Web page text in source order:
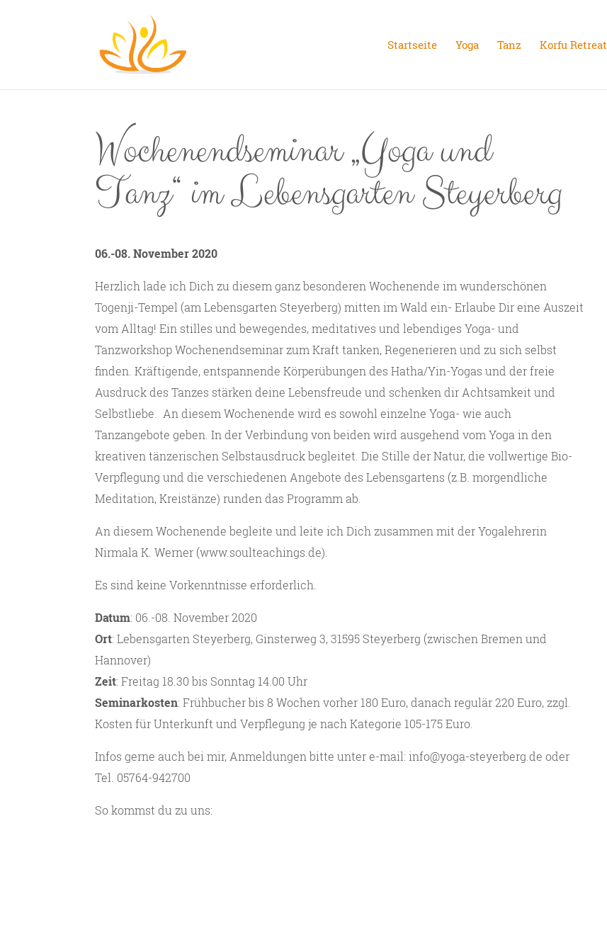
Startseite Yoga Tanz Korfu Retreat
Wochenendseminar „Yoga und
Tanz“ im Lebensgarten Steyerberg
06.-08. November 2020
Herzlich lade ich Dich zu diesem ganz besonderen Wochenende im wunderschönen
Togenji-Tempel (am Lebensgarten Steyerberg) mitten im Wald ein- Erlaube Dir eine Auszeit
vom Alltag! Ein stilles und bewegendes, meditatives und lebendiges Yoga- und
Tanzworkshop Wochenendseminar zum Kraft tanken, Regenerieren und zu sich selbst
finden. Kräftigende, entspannende Körperübungen des Hatha/Yin-Yogas und der freie
Ausdruck des Tanzes stärken deine Lebensfreude und schenken dir Achtsamkeit und
Selbstliebe. An diesem Wochenende wird es sowohl einzelne Yoga- wie auch
Tanzangebote geben. In der Verbindung von beiden wird ausgehend vom Yoga in den
kreativen tänzerischen Selbstausdruck begleitet. Die Stille der Natur, die vollwertige Bio-
Verpflegung und die verschiedenen Angebote des Lebensgartens (z.B. morgendliche
Meditation, Kreistänze) runden das Programm ab.
An diesem Wochenende begleite und leite ich Dich zusammen mit der Yogalehrerin
Nirmala K. Werner (www.soulteachings.de).
Es sind keine Vorkenntnisse erforderlich.
Datum: 06.-08. November 2020
Ort: Lebensgarten Steyerberg, Ginsterweg 3, 31595 Steyerberg (zwischen Bremen und
Hannover)
Zeit: Freitag 18.30 bis Sonntag 14.00 Uhr
Seminarkosten: Frühbucher bis 8 Wochen vorher 180 Euro, danach regulär 220 Euro, zzgl.
Kosten für Unterkunft und Verpflegung je nach Kategorie 105-175 Euro.
Infos gerne auch bei mir, Anmeldungen bitte unter e-mail: info@yoga-steyerberg.de oder
Tel. 05764-942700
So kommst du zu uns: